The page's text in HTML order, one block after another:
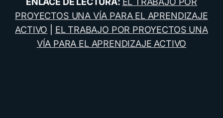
PROYECTOS UNA VÍA PARA EL APRENDIZAJE
ACTIVO
EL TRABAJO POR PROYECTOS UNA
VÍA PARA EL APRENDIZAJE ACTIVO